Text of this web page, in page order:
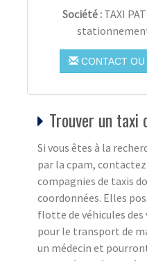
Société : TAXI
stationnement
CONTACT OU
Trouver un taxi
Si vous êtes à la
par la cpam,
compagnies de taxis
coordonnées. Elles
flotte de véhicules
pour le transport de
un médecin et